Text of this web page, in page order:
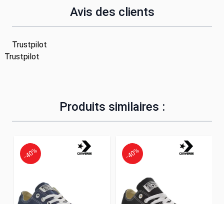
Avis des clients
Trustpilot
Trustpilot
Produits similaires :
-40% -40%